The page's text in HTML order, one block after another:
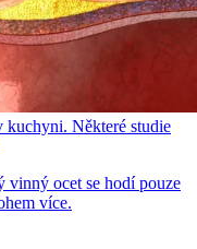
kuchyni. Některé studie
vinný ocet se hodí pouze
více.